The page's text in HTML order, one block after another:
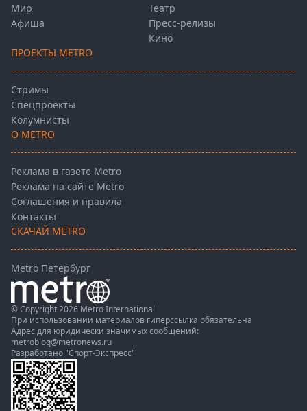
Мир
Афиша
Театр
Пресс-релизы
Кино
ПРОЕКТЫ METRO
Стримы
Спецпроекты
Колумнисты
О METRO
Реклама в газете Metro
Реклама на сайте Metro
Соглашения и правила
Контакты
СКАЧАЙ METRO
Metro Петербург
© Copyright 2026 Metro International
При использовании материалов гиперссылка обязательна
Адрес для юридически значимых сообщений:
metroblog@metronews.ru
Разработано "Спорт-Экспресс"